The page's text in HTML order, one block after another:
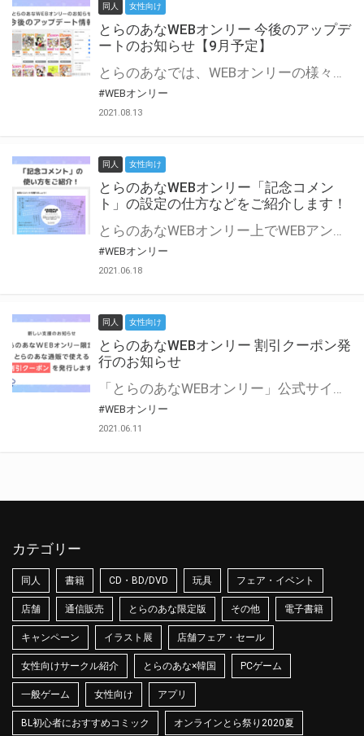
同人 女性向け
とらのあなWEBオンリー 今後のアップデ
ートのお知らせ【9月予定】
とらのあなでは、WEBオンリーの様々な支援を実施しています。 今回は2021年9月に実装を予定しているアップデート情報についてご紹介いたします。 とらのあなWEBオンリーサイトはこちら
#WEBオンリー
2021.08.13
同人 女性向け
とらのあなWEBオンリー「記念コメン
ト」の設定の仕方などをご紹介します！
とらのあなWEBオンリー上でWEBアンソロジーが作成できる「記念コメント」について、その使い方や作成手順を解説します！ 支援タイプを「サークル参加型」「サークル参加型・マルシェ(イベント会場)機能付き」でお申し込みいただいている主催者様はぜひご活用ください♪ とらのあなWEBオンリーサイトはこちら
#WEBオンリー
2021.06.18
同人 女性向け
とらのあなWEBオンリー 割引クーポン発
行のお知らせ
「とらのあなWEBオンリー」公式サイトでとらのあな通販の「割引クーポン」を配布中！ イベントごとに開催当日限定で使える割引クーポンのシリアルコードを発行します。 とらのあなWEBオンリーのページをチェックして、イベント当日にお得にお買い物を楽しみましょう♪ ※本キャンペーンは予告なく終了する場合がございます。 とらのあなWEBオンリーサイトはこちら
#WEBオンリー
2021.06.11
カテゴリー
同人 書籍 CD・BD/DVD 玩具 フェア・イベント
店舗 通信販売 とらのあな限定版 その他 電子書籍
キャンペーン イラスト展 店舗フェア・セール
女性向けサークル紹介 とらのあな×韓国 PCゲーム
一般ゲーム 女性向け アプリ
BL初心者におすすめコミック オンラインとら祭り2020夏